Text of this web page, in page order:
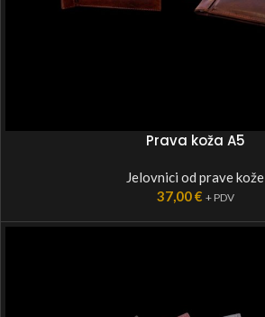
Prava koža A5
Jelovnici od prave kože
37,00€ + PDV